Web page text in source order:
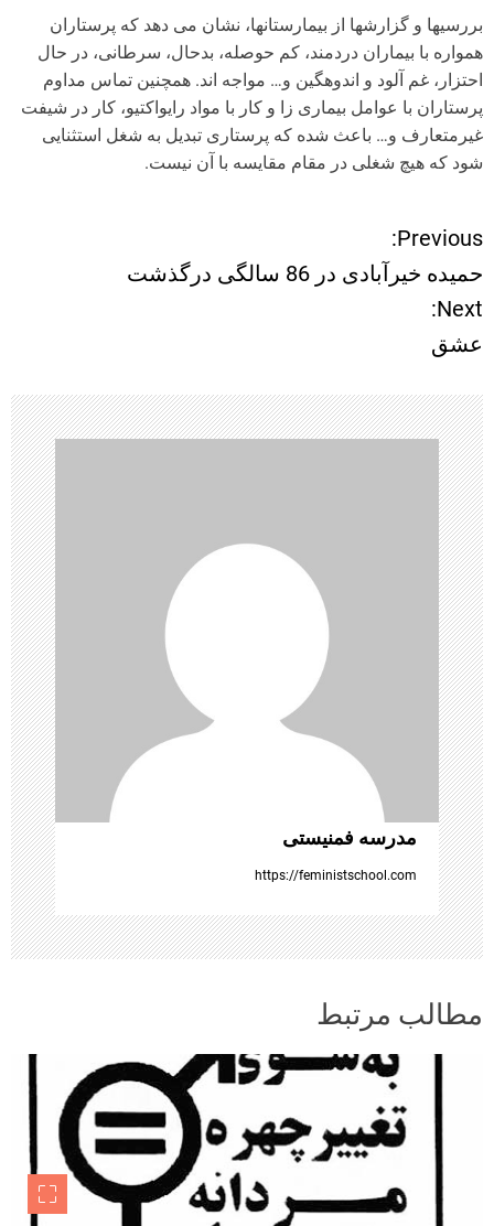
بررسیها و گزارشها از بیمارستانها، نشان می دهد که پرستاران
همواره با بیماران دردمند، کم حوصله، بدحال، سرطانی، در حال
احتزار، غم آلود و اندوهگین و… مواجه اند. همچنین تماس مداوم
پرستاران با عوامل بیماری زا و کار با مواد رایواکتیو، کار در شیفت
غیرمتعارف و… باعث شده که پرستاری تبدیل به شغل استثنایی
شود که هیچ شغلی در مقام مقایسه با آن نیست.
ر
ا
ه
ب
ر
ی
ن
و
ش
ت
ه‌
ه
ا
Previous:
حمیده خیرآبادی در 86 سالگی درگذشت
Next:
عشق
مدرسه فمنیستی
https://feministschool.com
مطالب مرتبط